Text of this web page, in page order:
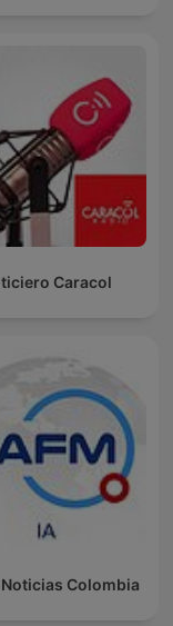
Caracol
Noticias Colombia